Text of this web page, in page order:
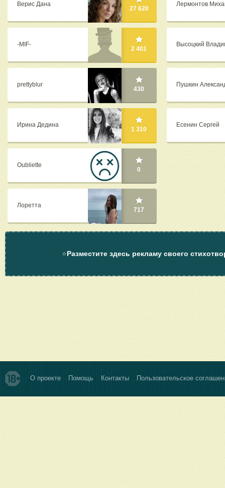
Верис Дана
27 620
-MIF-
2 401
prettyblur
430
Ирина Дедина
1 310
Oubliette
0
Лоретта
717
Лермонтов
Высоцкий
Пушкин
Есенин Сергей
⭐Разместите здесь рекламу своего
О проекте Помощь Контакты Пользовательское